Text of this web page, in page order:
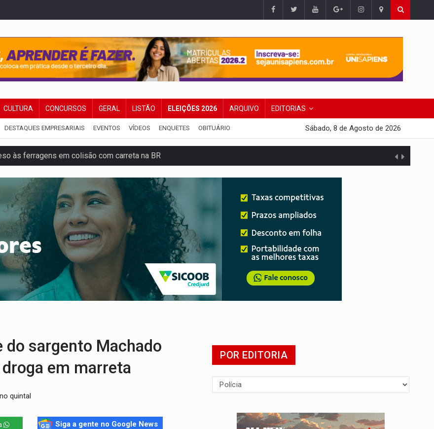
CULTURA CONCURSOS GERAL LISTÃO ELEIÇÕES 2026 ARQUIVO EDITORIAS
DESTAQUES EMPRESARIAIS EVENTOS VÍDEOS ENQUETES OBITUÁRIO Sábado, 8 de Agosto de 2026
às ferragens em colisão com carreta na BR
do CV com arma e drogas em boca de fumo
APAE para ampliar ações voltadas a PCD's
a drones durante exercício antiaéreo
CINEMAZÔNIA leva cinema amazônico a estudantes na escola
(8) de calor intenso e tempo firme
asfalto chega ao bairro Nova Esperança
do sargento Machado
em marreta
quintal
Siga a gente no Google News
POR EDITORIA